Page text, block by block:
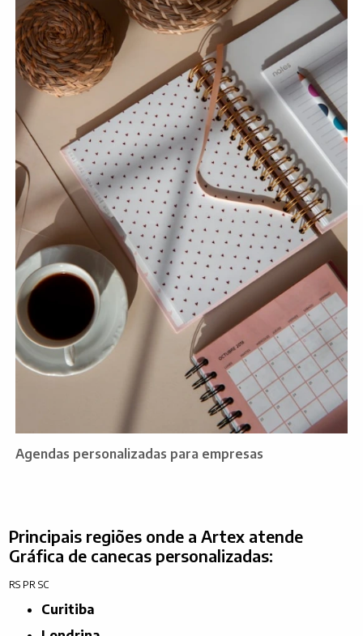
Agendas personalizadas para empresas
Principais regiões onde a Artex atende
Gráfica de canecas personalizadas:
RS PR SC
Curitiba